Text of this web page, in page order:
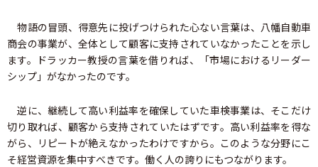
物語の冒頭、得意先に投げつけられた心ない言葉は、八幡自動車
商会の事業が、全体として顧客に支持されていなかったことを示し
ます。ドラッカー教授の言葉を借りれば、「市場におけるリーダー
シップ」がなかったのです。
逆に、継続して高い利益率を確保していた車検事業は、そこだけ
切り取れば、顧客から支持されていたはずです。高い利益率を得な
がら、リピートが絶えなかったわけですから。このような分野にこ
そ経営資源を集中すべきです。働く人の誇りにもつながります。